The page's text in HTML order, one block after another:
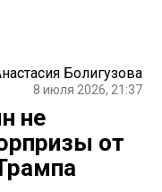
Болигузова
8 июля 2026, 21:37
не
от